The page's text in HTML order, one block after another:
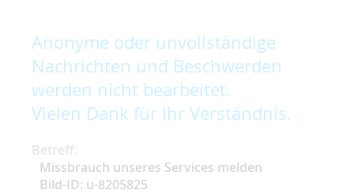
Anonyme oder unvollständige
Nachrichten und Beschwerden
werden nicht bearbeitet.
Vielen Dank für Ihr Verständnis.
Betreff:
Missbrauch unseres Services melden
Bild-ID: u-8205825